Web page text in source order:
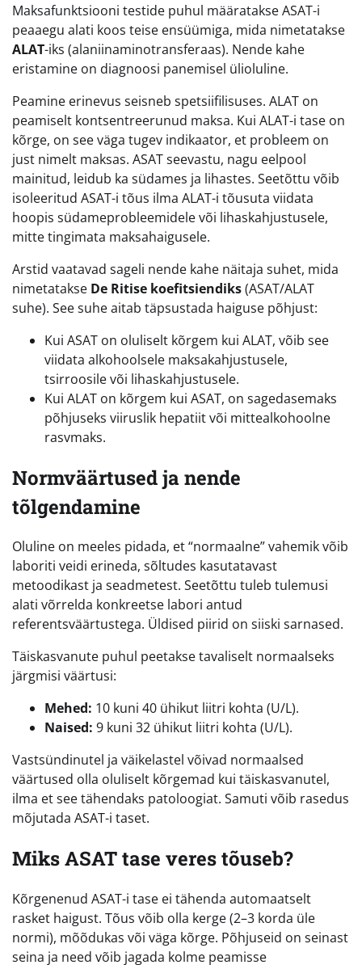
Maksafunktsiooni testide puhul määratakse ASAT-i
peaaegu alati koos teise ensüümiga, mida nimetatakse
ALAT-iks (alaniinaminotransferaas). Nende kahe
eristamine on diagnoosi panemisel ülioluline.
Peamine erinevus seisneb spetsiifilisuses. ALAT on
peamiselt kontsentreerunud maksa. Kui ALAT-i tase on
kõrge, on see väga tugev indikaator, et probleem on
just nimelt maksas. ASAT seevastu, nagu eelpool
mainitud, leidub ka südames ja lihastes. Seetõttu võib
isoleeritud ASAT-i tõus ilma ALAT-i tõusuta viidata
hoopis südameprobleemidele või lihaskahjustusele,
mitte tingimata maksahaigusele.
Arstid vaatavad sageli nende kahe näitaja suhet, mida
nimetatakse De Ritise koefitsiendiks(ASAT/ALAT
suhe). See suhe aitab täpsustada haiguse põhjust:
Kui ASAT on oluliselt kõrgem kui ALAT, võib see
viidata alkohoolsele maksakahjustusele,
tsirroosile või lihaskahjustusele.
Kui ALAT on kõrgem kui ASAT, on sagedasemaks
põhjuseks viiruslik hepatiit või mittealkohoolne
rasvmaks.
Normväärtused ja nende
tõlgendamine
Oluline on meeles pidada, et “normaalne” vahemik võib
laboriti veidi erineda, sõltudes kasutatavast
metoodikast ja seadmetest. Seetõttu tuleb tulemusi
alati võrrelda konkreetse labori antud
referentsväärtustega. Üldised piirid on siiski sarnased.
Täiskasvanute puhul peetakse tavaliselt normaalseks
järgmisi väärtusi:
Mehed: 10 kuni 40 ühikut liitri kohta (U/L).
Naised: 9 kuni 32 ühikut liitri kohta (U/L).
Vastsündinutel ja väikelastel võivad normaalsed
väärtused olla oluliselt kõrgemad kui täiskasvanutel,
ilma et see tähendaks patoloogiat. Samuti võib rasedus
mõjutada ASAT-i taset.
Miks ASAT tase veres tõuseb?
Kõrgenenud ASAT-i tase ei tähenda automaatselt
rasket haigust. Tõus võib olla kerge (2–3 korda üle
normi), mõõdukas või väga kõrge. Põhjuseid on seinast
seina ja need võib jagada kolme peamisse